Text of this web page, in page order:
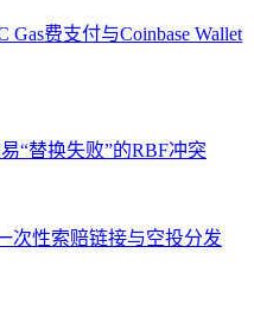
费支付与Coinbase Wallet
“替换失败”的RBF冲突
次性索赔链接与空投分发